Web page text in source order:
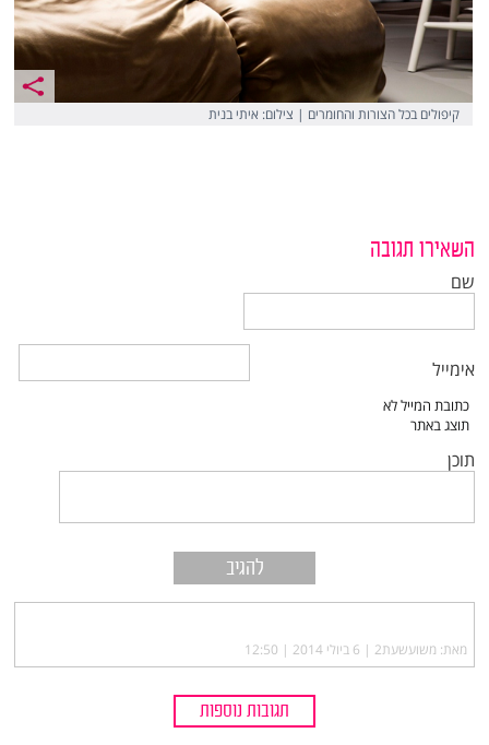
קיפולים בכל הצורות והחומרים | צילום: איתי בנית
השאירו תגובה
שם
אימייל
תוכן
מאת: משועשעת2 |‏ 6 ביולי 2014 | 12:50
תגובות נוספות